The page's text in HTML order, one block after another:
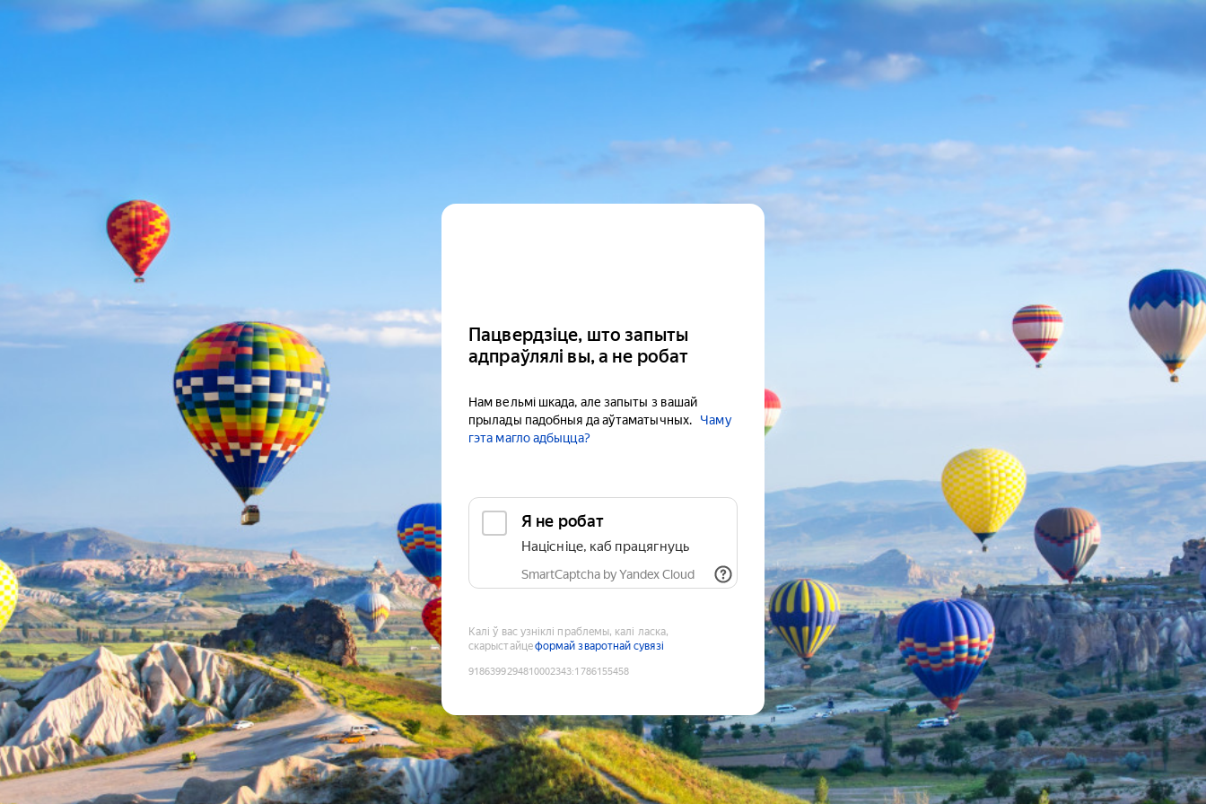
Пацвердзіце, што запыты
адпраўлялі вы, а не робат
Нам вельмі шкада, але запыты з вашай
прылады падобныя да аўтаматычных.
Чаму
гэта магло адбыцца?
Я не робат
Націсніце, каб працягнуць
SmartCaptcha by Yandex Cloud
Калі ў вас узніклі праблемы, калі ласка,
скарыстайцеформай зваротнай сувязі
9186399294810002343:1786155458